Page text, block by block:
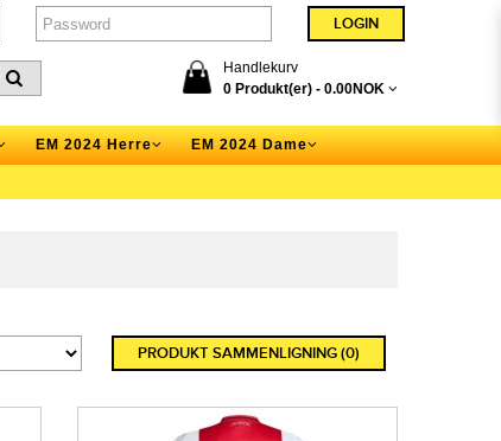
Handlekurv
0 Produkt(er) - 0.00NOK
EM 2024 Herre EM 2024 Dame
PRODUKT SAMMENLIGNING (0)